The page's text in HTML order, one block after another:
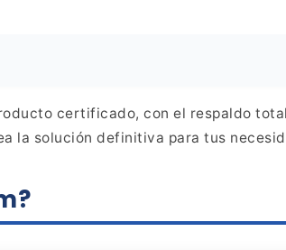
certificado, con el respaldo
la solución definitiva para tus